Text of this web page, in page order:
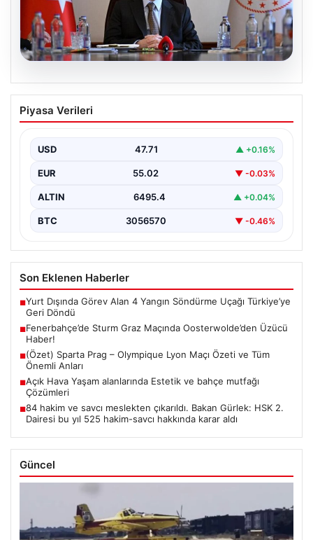
04.08.2026
84 hakim ve savcı meslekten çıkarıldı.
Bakan Gürlek: HSK 2. Dairesi bu yıl 525
Piyasa Verileri
USD 47.71 ▲ +0.16%
EUR 55.02 ▼ -0.03%
ALTIN 6495.4 ▲ +0.04%
BTC 3056570 ▼ -0.46%
Son Eklenen Haberler
■Yurt Dışında Görev Alan 4 Yangın Söndürme Uçağı Türkiye’ye
Geri Döndü
■Fenerbahçe’de Sturm Graz Maçında Oosterwolde’den Üzücü
Haber!
■(Özet) Sparta Prag – Olympique Lyon Maçı Özeti ve Tüm
Önemli Anları
■Açık Hava Yaşam alanlarında Estetik ve bahçe mutfağı
Çözümleri
■84 hakim ve savcı meslekten çıkarıldı. Bakan Gürlek: HSK 2.
Dairesi bu yıl 525 hakim-savcı hakkında karar aldı
Güncel